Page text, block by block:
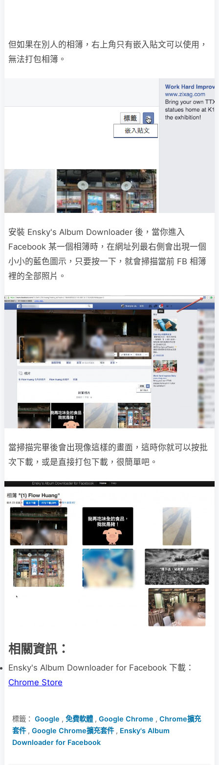
但如果在別人的相簿，右上角只有嵌入貼文可以使用，
無法打包相簿。
安裝 Ensky's Album Downloader 後，當你進入
Facebook 某一個相簿時，在網址列最右側會出現一個
小小的藍色圖示，只要按一下，就會掃描當前 FB 相簿
裡的全部照片。
當掃描完畢後會出現像這樣的畫面，這時你就可以按批
次下載，或是直接打包下載，很簡單吧。
相關資訊：
Ensky's Album Downloader for Facebook 下載：
Chrome Store
標籤： Google , 免費軟體, Google Chrome , Chrome擴充
套件, Google Chrome擴充套件, Ensky's Album
Downloader for Facebook